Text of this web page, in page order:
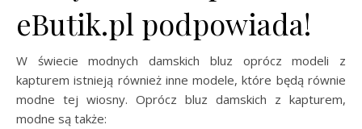
eButik.pl podpowiada!
W świecie modnych damskich bluz oprócz modeli z
kapturem istnieją również inne modele, które będą równie
modne tej wiosny. Oprócz bluz damskich z kapturem,
modne są także: